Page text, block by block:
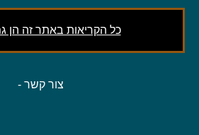
כל הקריאות באתר זה הן
- צור קשר